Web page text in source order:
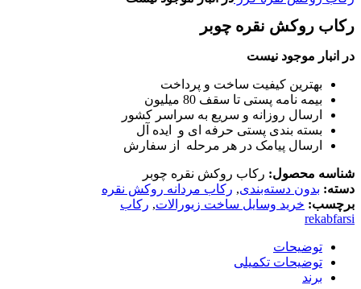
رکاب روکش نقره چوبر
در انبار موجود نیست
بهترین کیفیت ساخت و پرداخت
بیمه نامه پستی تا سقف 80 میلیون
ارسال روزانه و سریع به سراسر کشور
بسته بندی پستی حرفه ای و ایده آل
ارسال پیامک در هر مرحله از سفارش
شناسه محصول: رکاب روکش نقره چوبر
دسته: بدون دسته‌بندی, رکاب مردانه روکش نقره
برچسب: خرید وسایل ساخت زیورالات, رکاب
rekabfarsi
توضیحات
توضیحات تکمیلی
برند